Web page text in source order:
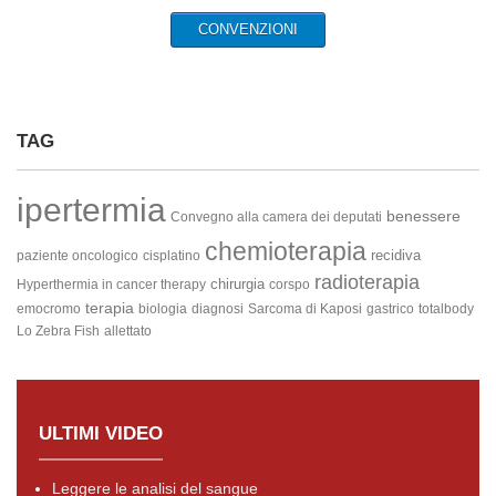
CONVENZIONI
TAG
ipertermia Convegno alla camera dei deputati benessere
paziente oncologico cisplatino chemioterapia recidiva
Hyperthermia in cancer therapy chirurgia corspo radioterapia
emocromo terapia biologia diagnosi Sarcoma di Kaposi gastrico totalbody
Lo Zebra Fish allettato
ULTIMI VIDEO
Leggere le analisi del sangue